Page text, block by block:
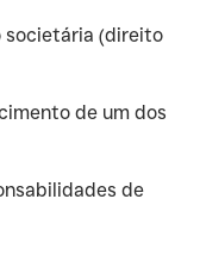
societária (direito
de um dos
de